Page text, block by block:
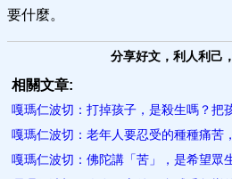
要什麼。
分享好文，利人利己
相關文章:
嘎瑪仁波切：打掉孩子，是殺生嗎？把
嘎瑪仁波切：老年人要忍受的種種痛苦
嘎瑪仁波切：佛陀講「苦」，是希望眾